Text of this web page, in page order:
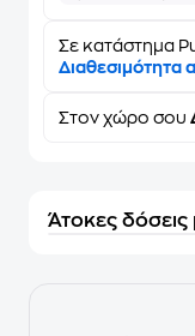
Σε κατάστημα
Διαθεσιμότητα
Στον χώρο σου
Άτοκες δόσεις